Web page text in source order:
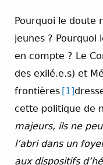
Pourquoi le doute
jeunes ? Pourquoi
en compte ? Le
des exilé.e.s) et
frontières [1]
cette politique de
majeurs, ils ne
l’abri dans un
aux dispositifs